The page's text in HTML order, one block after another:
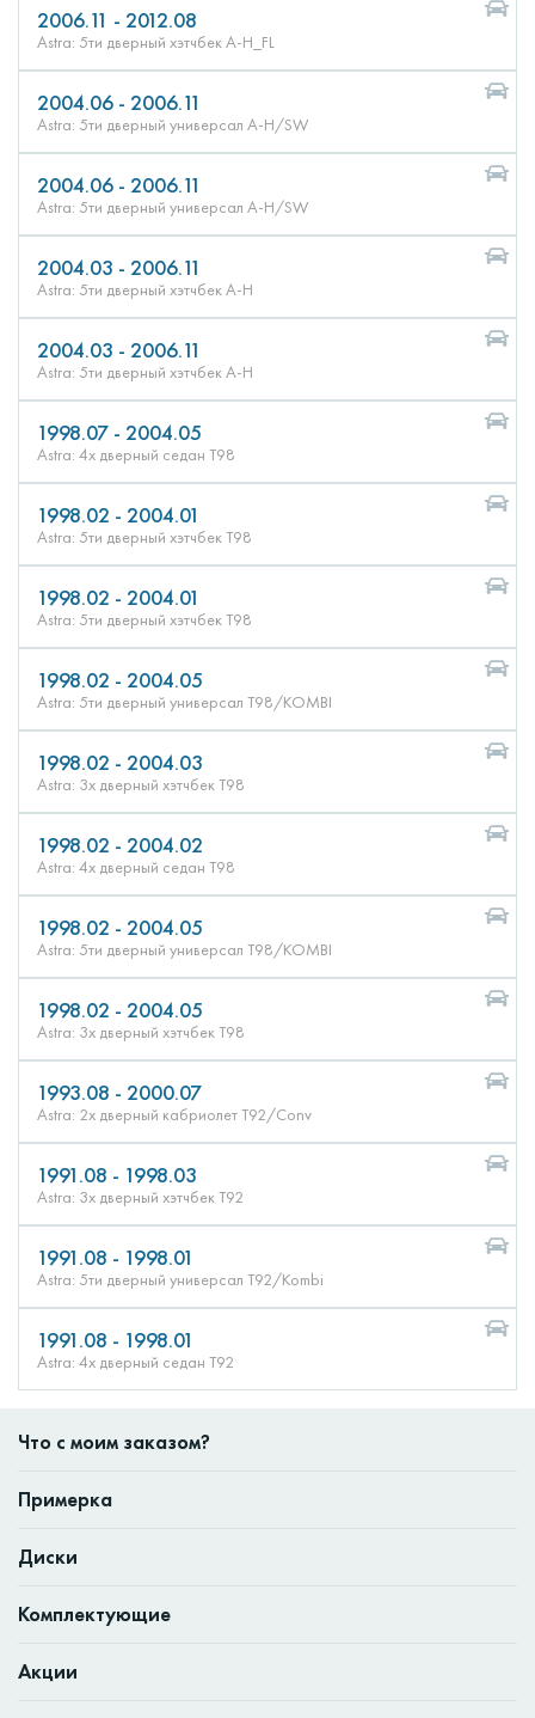
2006.11 - 2012.08
Astra: 5ти дверный хэтчбек A-H_FL
2004.06 - 2006.11
Astra: 5ти дверный универсал A-H/SW
2004.06 - 2006.11
Astra: 5ти дверный универсал A-H/SW
2004.03 - 2006.11
Astra: 5ти дверный хэтчбек A-H
2004.03 - 2006.11
Astra: 5ти дверный хэтчбек A-H
1998.07 - 2004.05
Astra: 4х дверный седан T98
1998.02 - 2004.01
Astra: 5ти дверный хэтчбек T98
1998.02 - 2004.01
Astra: 5ти дверный хэтчбек T98
1998.02 - 2004.05
Astra: 5ти дверный универсал T98/KOMBI
1998.02 - 2004.03
Astra: 3х дверный хэтчбек T98
1998.02 - 2004.02
Astra: 4х дверный седан T98
1998.02 - 2004.05
Astra: 5ти дверный универсал T98/KOMBI
1998.02 - 2004.05
Astra: 3х дверный хэтчбек T98
1993.08 - 2000.07
Astra: 2х дверный кабриолет T92/Conv
1991.08 - 1998.03
Astra: 3х дверный хэтчбек T92
1991.08 - 1998.01
Astra: 5ти дверный универсал T92/Kombi
1991.08 - 1998.01
Astra: 4х дверный седан T92
Что с моим заказом?
Примерка
Диски
Комплектующие
Акции